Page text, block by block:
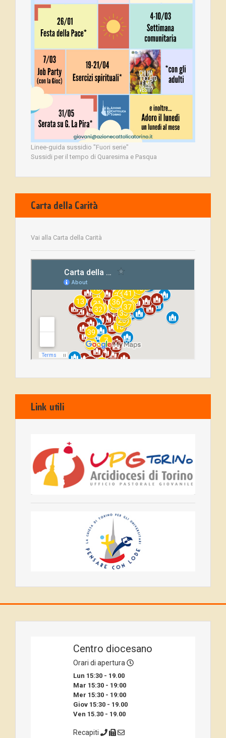
Linee-guida sussidio "Fuori serie"
Sussidi per il tempo di Quaresima e Pasqua
Carta della Carità
Vai alla Carta della Carità
Link utili
Centro diocesano
Orari di apertura
Lun 15:30 - 19.00
Mar 15:30 - 19:00
Mer 15:30 - 19:00
Giov 15:30 - 19.00
Ven 15.30 - 19.00
Recapiti